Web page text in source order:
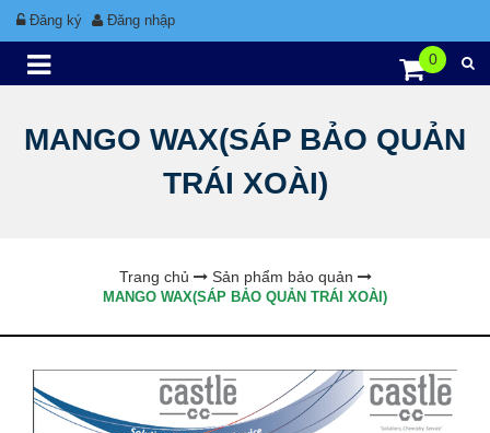
Đăng ký Đăng nhập
0
MANGO WAX(SÁP BẢO QUẢN
TRÁI XOÀI)
Trang chủ Sản phẩm bảo quản
MANGO WAX(SÁP BẢO QUẢN TRÁI XOÀI)